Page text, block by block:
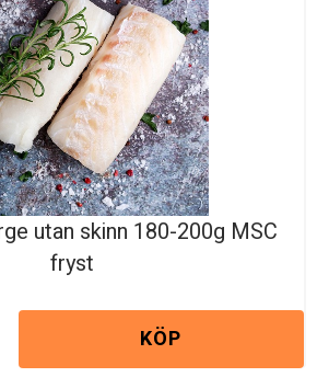
utan skinn 180-200g MSC
fryst
KÖP